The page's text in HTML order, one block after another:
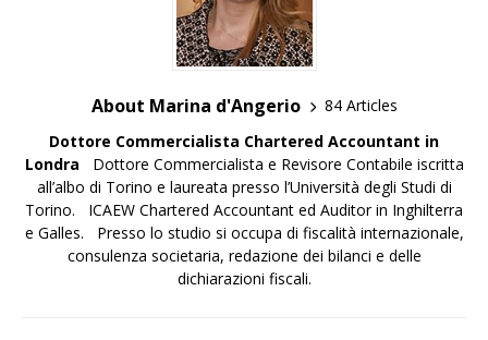
About Marina d'Angerio
84 Articles
Dottore Commercialista Chartered Accountant in
Londra Dottore Commercialista e Revisore Contabile iscritta
all’albo di Torino e laureata presso l’Università degli Studi di
Torino. ICAEW Chartered Accountant ed Auditor in Inghilterra
e Galles. Presso lo studio si occupa di fiscalità internazionale,
consulenza societaria, redazione dei bilanci e delle
dichiarazioni fiscali.